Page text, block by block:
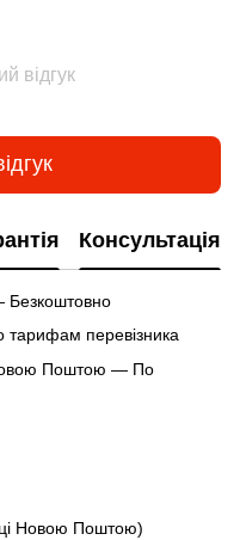
відгук
Консультація
Безкоштовно
перевізника
Поштою — По
Новою Поштою)